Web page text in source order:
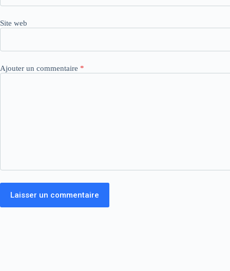
Site web
Ajouter un commentaire *
Laisser un commentaire